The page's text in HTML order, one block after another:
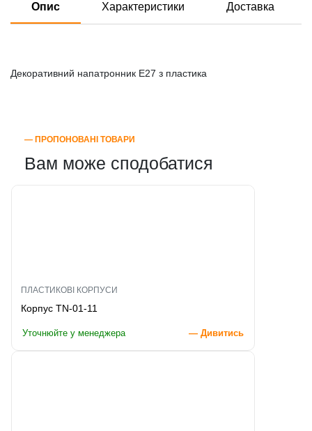
Опис Характеристики Доставка
Декоративний напатронник Е27 з пластика
― ПРОПОНОВАНІ ТОВАРИ
Вам може сподобатися
ПЛАСТИКОВІ КОРПУСИ
Корпус TN-01-11
Уточнюйте у менеджера — Дивитись